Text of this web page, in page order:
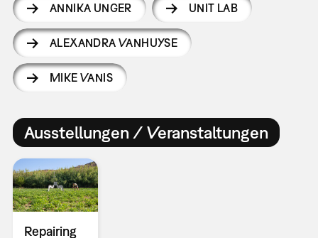
ANNIKA UNGER UNIT LAB
ALEXANDRA VANHUYSE
MIKE VANIS
Ausstellungen / Veranstaltungen
Repairing